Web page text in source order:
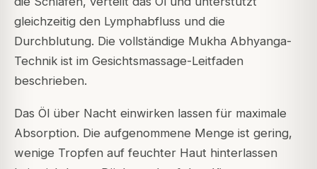
gleichzeitig den Lymphabfluss und die
Durchblutung. Die vollständige Mukha Abhyanga-
Technik ist im Gesichtsmassage-Leitfaden
beschrieben.
Das Öl über Nacht einwirken lassen für maximale
Absorption. Die aufgenommene Menge ist gering,
wenige Tropfen auf feuchter Haut hinterlassen